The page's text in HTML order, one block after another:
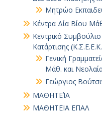
Μητρώο
Κέντρα Δία Βίου
Κεντρικό
Κατάρτισης
Γενική
Μάθ. και
Γεώργιος
ΜΑΘΗΤΕΊΑ
ΜΑΘΗΤΕΙΑ ΕΠΑΛ